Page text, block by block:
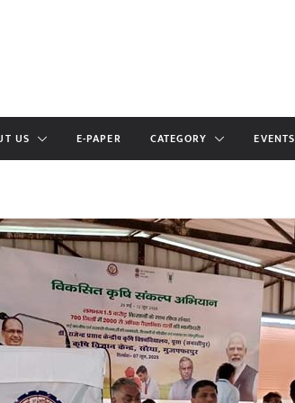
US E-PAPER CATEGORY EVENTS